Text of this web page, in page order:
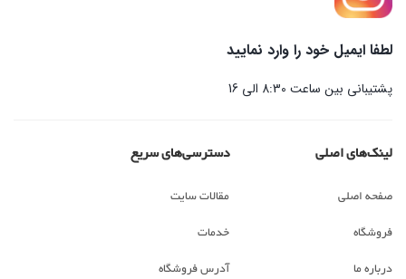
لطفا ایمیل خود را وارد نمایید
پشتیبانی بین ساعت 8:30 الی 16
لینک‌های اصلی
صفحه اصلی
فروشگاه
درباره ما
دسترسی‌های سریع
مقالات سایت
خدمات
آدرس فروشگاه